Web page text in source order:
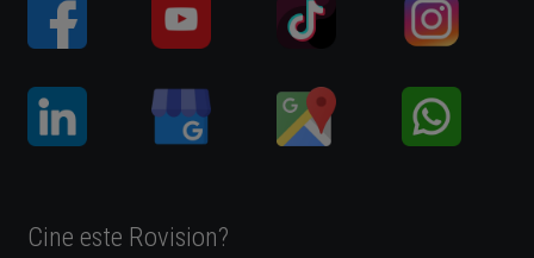
Cine este Rovision?